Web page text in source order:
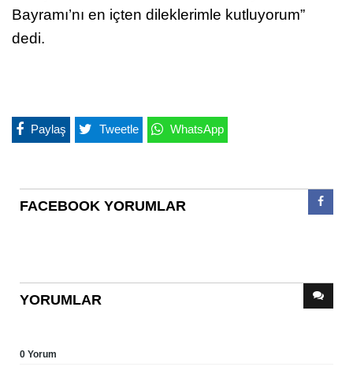
Bayramı’nı en içten dileklerimle kutluyorum”
dedi.
Paylaş Tweetle WhatsApp
FACEBOOK YORUMLAR
YORUMLAR
0 Yorum